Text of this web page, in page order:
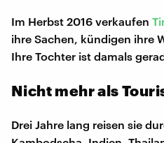
Im Herbst 2016 verkaufen
ihre Sachen, kündigen ihre
Ihre Tochter ist damals
Nicht mehr als
Drei Jahre lang reisen sie